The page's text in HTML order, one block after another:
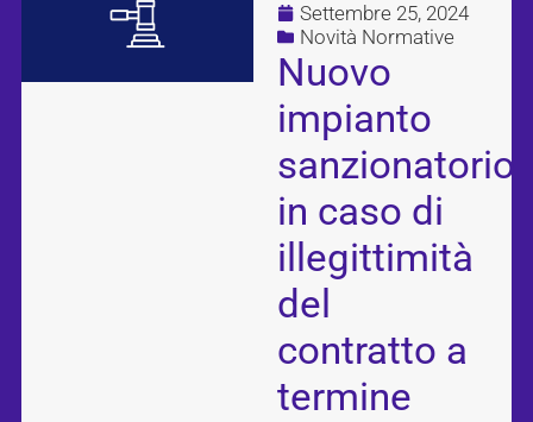
Settembre 25, 2024
Novità Normative
Nuovo
impianto
sanzionatorio
in caso di
illegittimità
del
contratto a
termine